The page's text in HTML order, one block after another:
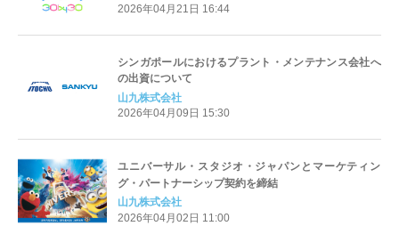
2026年04月21日 16:44
シンガポールにおけるプラント・メンテナンス会社へ
の出資について
山九株式会社
2026年04月09日 15:30
ユニバーサル・スタジオ・ジャパンとマーケティン
グ・パートナーシップ契約を締結
山九株式会社
2026年04月02日 11:00